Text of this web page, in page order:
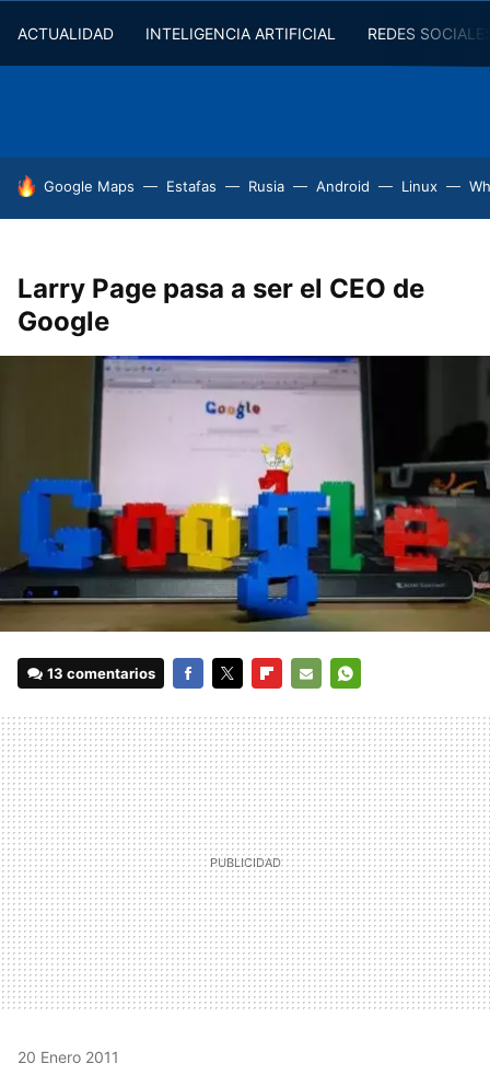
ACTUALIDAD INTELIGENCIA ARTIFICIAL REDES
HOY SE HABLA DE
Google Maps Estafas Rusia Android Linux
Larry Page pasa a ser el CEO de
Google
13 comentarios
MAIL
20 Enero 2011